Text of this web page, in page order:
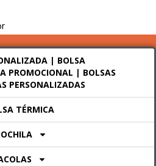
| BOLSA
PROMOCIONAL | BOLSAS
PERSONALIZADAS
TÉRMICA